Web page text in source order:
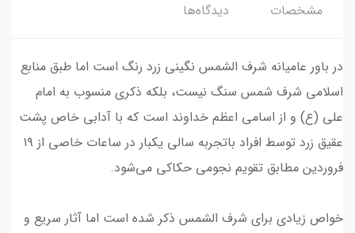
مشخصات دیدگاه‌ها
در باور عامیانه شرف الشمس نگینی زرد رنگ است اما طبق منابع
اسلامی شرف شمس سنگ نیست، بلکه ذکری منسوب به امام
علی (ع) و از اسامی اعظم خداوند است که با آدابی خاص پشت
عقیق زرد توسط افراد باتجربه سالی یکبار در ساعات خاصی از ۱۹
فروردین مطابق تقویم‌ نجومی حکاکی می‌شود.
خواص زیادی برای شرف الشمس ذکر شده است اما آثار سریع و